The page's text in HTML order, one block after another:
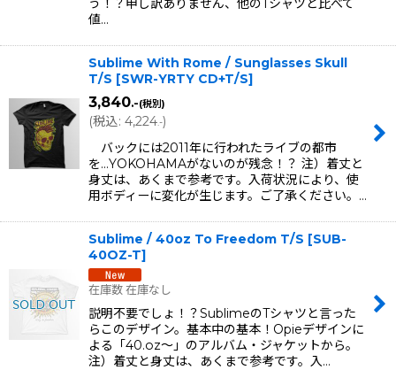
う！？申し訳ありません、他のTシャツと比べて
値…
Sublime With Rome / Sunglasses Skull
T/S [SWR-YRTY CD+T/S]
3,840.-(税別)
(税込: 4,224.-)
バックには2011年に行われたライブの都市
を...YOKOHAMAがないのが残念！？ 注）着丈と
身丈は、あくまで参考です。入荷状況により、使
用ボディーに変化が生じます。ご了承ください。…
Sublime / 40oz To Freedom T/S [SUB-
40OZ-T]
在庫数 在庫なし
説明不要でしょ！？SublimeのTシャツと言った
らこのデザイン。基本中の基本！Opieデザインに
よる「40.oz〜」のアルバム・ジャケットから。
注）着丈と身丈は、あくまで参考です。入…